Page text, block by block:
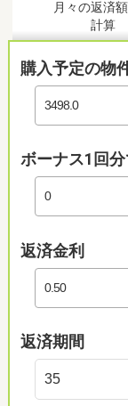
月々の返済
計算
購入予定の物
ボーナス1回
返済金利
返済期間